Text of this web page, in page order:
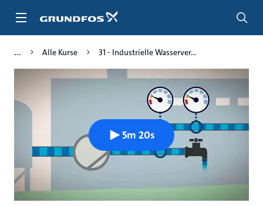
Inhalt
Alle Kurse 31 - Industrielle Wasserver...
5m 20s